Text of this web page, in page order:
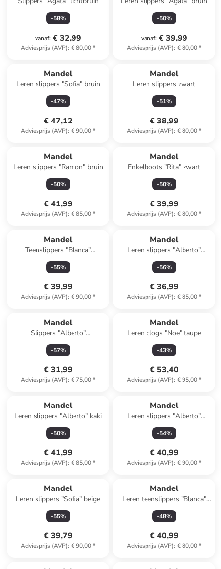
-58%
vanaf: € 32,99
Adviesprijs (AVP): € 80,00*
-50%
vanaf: € 39,99
Adviesprijs (AVP): € 80,00*
Mandel
Leren slippers "Sofia" bruin
-47%
€ 47,12
Adviesprijs (AVP): € 90,00*
Mandel
Leren slippers zwart
-51%
€ 38,99
Adviesprijs (AVP): € 80,00*
Mandel
Leren slippers "Ramon" bruin
-50%
€ 41,99
Adviesprijs (AVP): € 85,00*
Mandel
Enkelboots "Rita" zwart
-50%
€ 39,99
Adviesprijs (AVP): € 80,00*
Mandel
Teenslippers "Blanca"
bruin/beige
-55%
€ 39,99
Adviesprijs (AVP): € 90,00*
Mandel
Leren slippers "Alberto"
lichtblauw
-56%
€ 36,99
Adviesprijs (AVP): € 85,00*
Mandel
Slippers "Alberto"
donkerblauw
-57%
€ 31,99
Adviesprijs (AVP): € 75,00*
Mandel
Leren clogs "Noe" taupe
-43%
€ 53,40
Adviesprijs (AVP): € 95,00*
Mandel
Leren slippers "Alberto" kaki
-50%
€ 41,99
Adviesprijs (AVP): € 85,00*
Mandel
Leren slippers "Alberto"
lichtblauw
-54%
€ 40,99
Adviesprijs (AVP): € 90,00*
Mandel
Leren slippers "Sofia" beige
-55%
€ 39,79
Adviesprijs (AVP): € 90,00*
Mandel
Leren teenslippers "Blanca"
zwart
-48%
€ 40,99
Adviesprijs (AVP): € 80,00*